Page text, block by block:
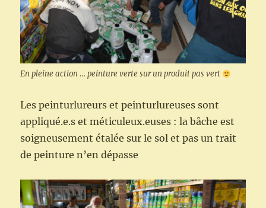
En pleine action … peinture verte sur un produit pas vert
Les peinturlureurs et peinturlureuses sont
appliqué.e.s et méticuleux.euses : la bâche est
soigneusement étalée sur le sol et pas un trait
de peinture n’en dépasse